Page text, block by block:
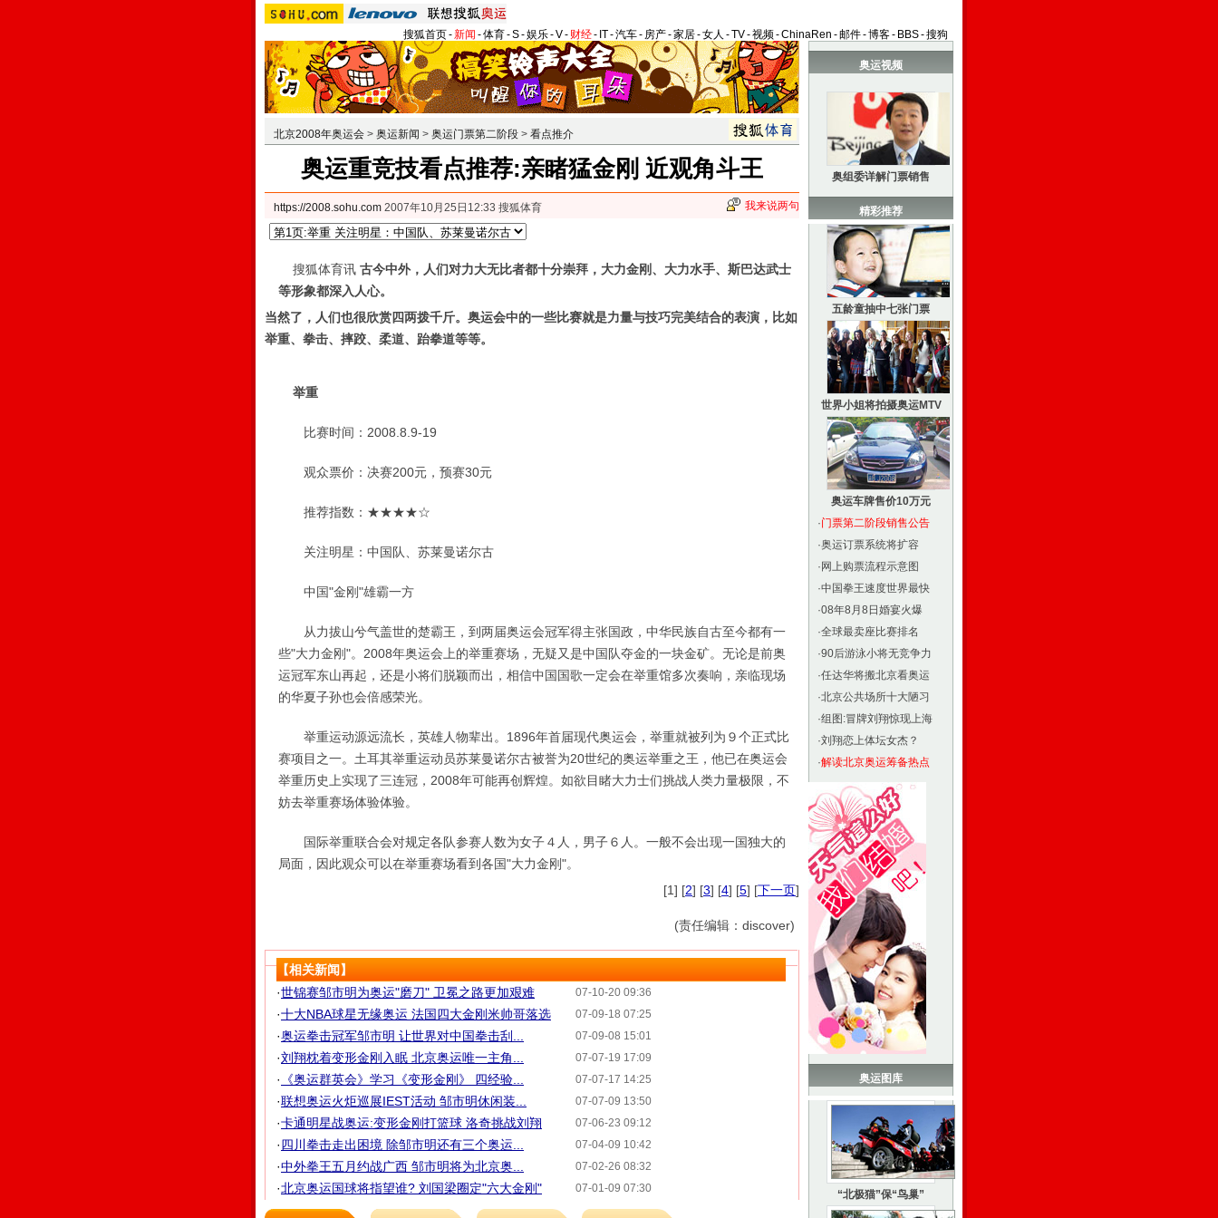
搜狐首页-新闻 -体育-S-娱乐-V- 财经- IT-汽车- 房产-家居-女人 -TV-视频-ChinaRen -邮件-博客- BBS-搜狗
北京2008年奥运会 > 奥运新闻 > 奥运门票第二阶段 > 看点推介
奥运重竞技看点推荐:亲睹猛金刚 近观角斗王
https://2008.sohu.com 2007年10月25日12:33 搜狐体育 我来说两句
搜狐体育讯 古今中外，人们对力大无比者都十分崇拜，大力金刚、大力水手、斯巴达武士
等形象都深入人心。
当然了，人们也很欣赏四两拨千斤。奥运会中的一些比赛就是力量与技巧完美结合的表演，比如
举重、拳击、摔跤、柔道、跆拳道等等。
举重
比赛时间：2008.8.9-19
观众票价：决赛200元，预赛30元
推荐指数：★★★★☆
关注明星：中国队、苏莱曼诺尔古
中国"金刚"雄霸一方
从力拔山兮气盖世的楚霸王，到两届奥运会冠军得主张国政，中华民族自古至今都有一
些"大力金刚"。2008年奥运会上的举重赛场，无疑又是中国队夺金的一块金矿。无论是前奥
运冠军东山再起，还是小将们脱颖而出，相信中国国歌一定会在举重馆多次奏响，亲临现场
的华夏子孙也会倍感荣光。
举重运动源远流长，英雄人物辈出。1896年首届现代奥运会，举重就被列为９个正式比
赛项目之一。土耳其举重运动员苏莱曼诺尔古被誉为20世纪的奥运举重之王，他已在奥运会
举重历史上实现了三连冠，2008年可能再创辉煌。如欲目睹大力士们挑战人类力量极限，不
妨去举重赛场体验体验。
国际举重联合会对规定各队参赛人数为女子４人，男子６人。一般不会出现一国独大的
局面，因此观众可以在举重赛场看到各国"大力金刚"。
[1] [2] [3] [4] [5] [下一页]
(责任编辑：discover)
【相关新闻】
07-10-20 09:36
·世锦赛邹市明为奥运"磨刀" 卫冕之路更加艰难
07-09-18 07:25
·十大NBA球星无缘奥运 法国四大金刚米帅哥落选
07-09-08 15:01
·奥运拳击冠军邹市明 让世界对中国拳击刮...
07-07-19 17:09
·刘翔枕着变形金刚入眠 北京奥运唯一主角...
07-07-17 14:25
· 《奥运群英会》学习《变形金刚》 四经验...
07-07-09 13:50
·联想奥运火炬巡展IEST活动 邹市明休闲装...
07-06-23 09:12
·卡通明星战奥运:变形金刚打篮球 洛奇挑战刘翔
07-04-09 10:42
·四川拳击走出困境 除邹市明还有三个奥运...
07-02-26 08:32
·中外拳王五月约战广西 邹市明将为北京奥...
07-01-09 07:30
·北京奥运国球将指望谁? 刘国梁圈定"六大金刚"
奥运视频
奥组委详解门票销售
精彩推荐
五龄童抽中七张门票
世界小姐将拍摄奥运MTV
奥运车牌售价10万元
·门票第二阶段销售公告
·奥运订票系统将扩容
· 网上购票流程示意图
·中国拳王速度世界最快
·08年8月8日婚宴火爆
·全球最卖座比赛排名
·90后游泳小将无竞争力
·任达华将搬北京看奥运
·北京公共场所十大陋习
·组图:冒牌刘翔惊现上海
·刘翔恋上体坛女杰？
·解读北京奥运筹备热点
奥运图库
“北极猫”保“鸟巢”